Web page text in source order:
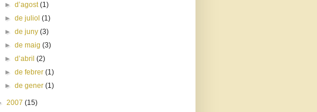
►d’agost(1)
►de juliol(1)
►de juny(3)
►de maig(3)
►d’abril(2)
►de febrer(1)
►de gener(1)
2007 (15)